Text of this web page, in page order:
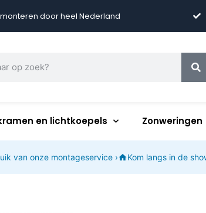
door heel Nederland
en lichtkoepels Zonweringen
van onze montageservice › Kom langs in de